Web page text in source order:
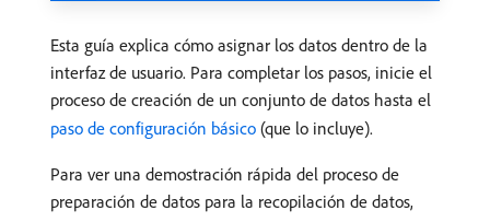
Esta guía explica cómo asignar los datos dentro de la
interfaz de usuario. Para completar los pasos, inicie el
proceso de creación de un conjunto de datos hasta el
paso de configuración básico (que lo incluye).
Para ver una demostración rápida del proceso de
preparación de datos para la recopilación de datos,